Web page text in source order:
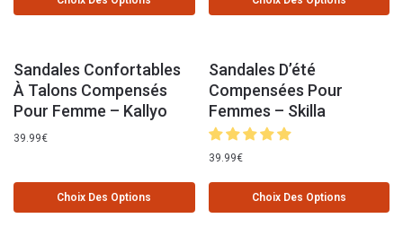
Sandales Confortables
À Talons Compensés
Pour Femme – Kallyo
39.99€
Choix Des Options
Sandales D’été
Compensées Pour
Femmes – Skilla
39.99€
Choix Des Options